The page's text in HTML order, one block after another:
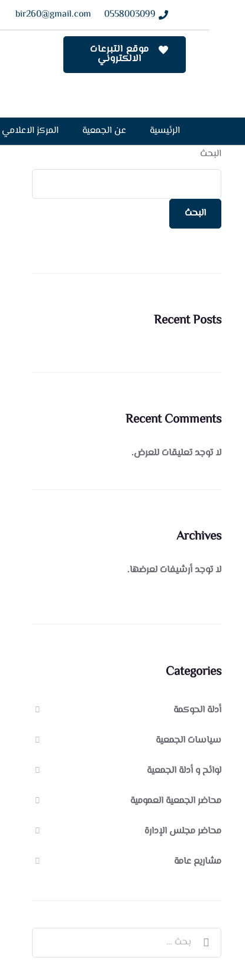
0558003099
bir260@gmail.com
موقع التبرعات
الالكتروني
الرئيسية عن الجمعية المركز الاعلامي
البحث
البحث
Recent Posts
Recent Comments
لا توجد تعليقات للعرض.
Archives
لا توجد أرشيفات لعرضها.
Categories
أدلة الحوكمة
سياسات الجمعية
لوائح و أدلة الجمعية
محاضر الجمعية العمومية
محاضر مجلس الإدارة
مشاريع عامة